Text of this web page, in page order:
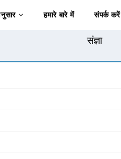
हमारे बारे में संपर्क करें
संज्ञा